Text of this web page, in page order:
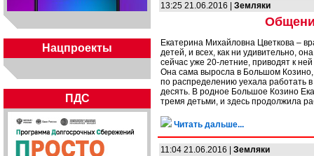
Нацпроекты
ПДС
13:25 21.06.2016 | Земляки
Екатерина Михайловна Цветкова –
детей, и всех, как ни удивительно,
сейчас уже 20-летние, приводят к
Она сама выросла в Большом Козино,
по распределению уехала работать
десять. В родное Большое Козино
тремя детьми, и здесь продолжила
Читать дальше...
11:04 21.06.2016 | Земляки